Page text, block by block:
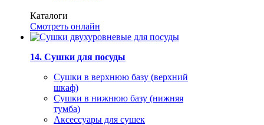
Каталоги
Смотреть онлайн
14. Сушки для посуды
Сушки в верхнюю базу (верхний
шкаф)
Сушки в нижнюю базу (нижняя
тумба)
Аксессуары для сушек